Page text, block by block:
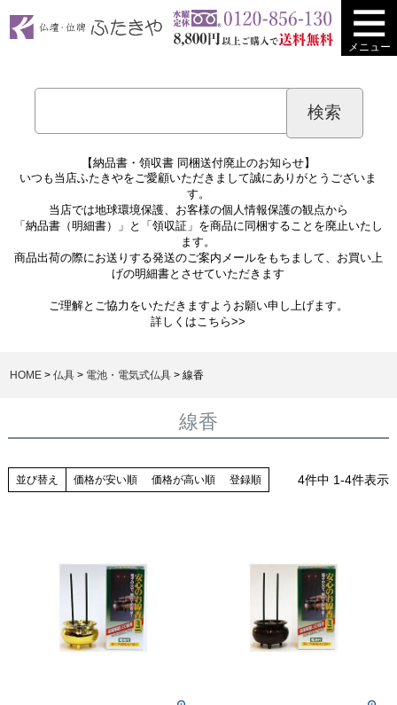
メニュー
【納品書・領収書 同梱送付廃止のお知らせ】
いつも当店ふたきやをご愛顧いただきまして誠にありがとうございま
す。
当店では地球環境保護、お客様の個人情報保護の観点から
「納品書（明細書）」と「領収証」を商品に同梱することを廃止いたし
ます。
商品出荷の際にお送りする発送のご案内メールをもちまして、お買い上
げの明細書とさせていただきます
ご理解とご協力をいただきますようお願い申し上げます。
詳しくはこちら>>
HOME 仏具 電池・電気式仏具 線香
線香
並び替え 価格が安い順 価格が高い順 登録順 4件中 1-4件表示